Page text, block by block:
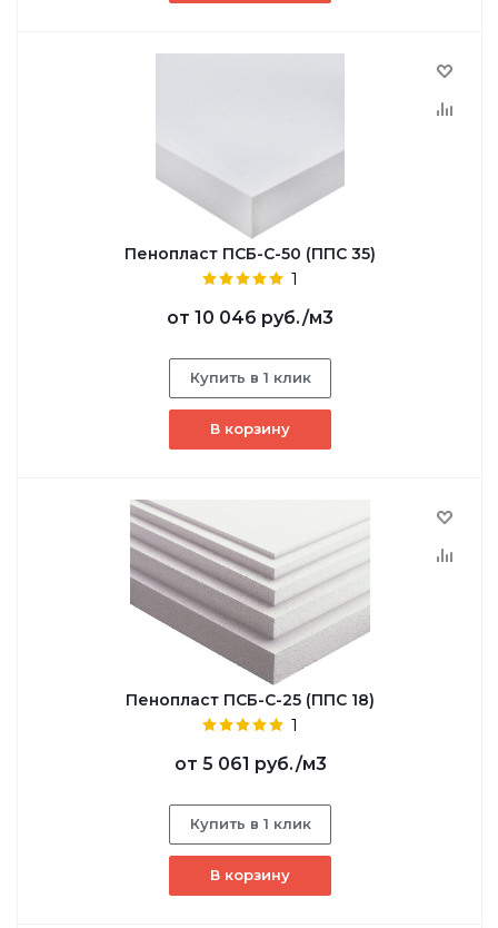
Пенопласт ПСБ-С-50 (ППС 35)
1
от 10 046 руб./м3
Купить в 1 клик
В корзину
Пенопласт ПСБ-С-25 (ППС 18)
1
от 5 061 руб./м3
Купить в 1 клик
В корзину